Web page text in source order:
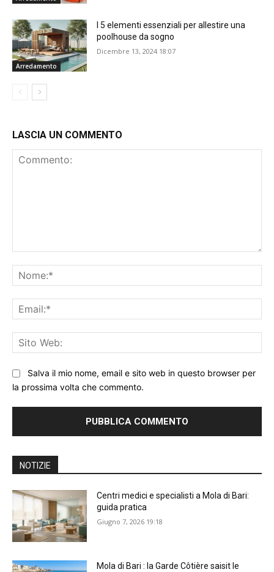
Arredamento
I 5 elementi essenziali per allestire una
poolhouse da sogno
Dicembre 13, 2024 18:07
LASCIA UN COMMENTO
Salva il mio nome, email e sito web in questo browser per
la prossima volta che commento.
NOTIZIE
Centri medici e specialisti a Mola di Bari:
guida pratica
Giugno 7, 2026 19:18
Mola di Bari : la Garde Côtière saisit le